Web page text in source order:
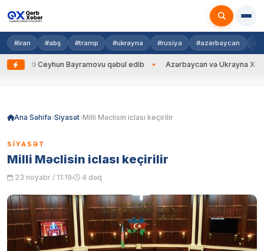
#iran #abş #tramp #ukrayna #rusiya #azərbaycan
Bayramovu qəbul edib Azərbaycan və Ukrayna XİN başçıları
Ana Səhifə Siyasət Milli Məclisin iclası keçirilir
SIYASƏT
Milli Məclisin iclası keçirilir
23 noyabr / 11:19 4 dəq